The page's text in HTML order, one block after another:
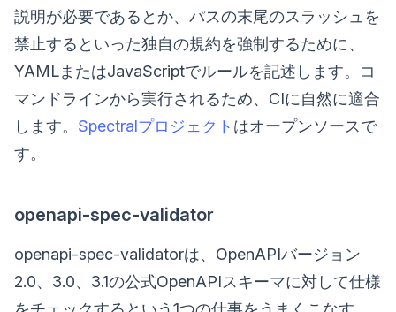
説明が必要であるとか、パスの末尾のスラッシュを
禁止するといった独自の規約を強制するために、
YAMLまたはJavaScriptでルールを記述します。コ
マンドラインから実行されるため、CIに自然に適合
します。 Spectralプロジェクト はオープンソースで
す。
openapi-spec-validator
openapi-spec-validatorは、OpenAPIバージョン
2.0、3.0、3.1の公式OpenAPIスキーマに対して仕様